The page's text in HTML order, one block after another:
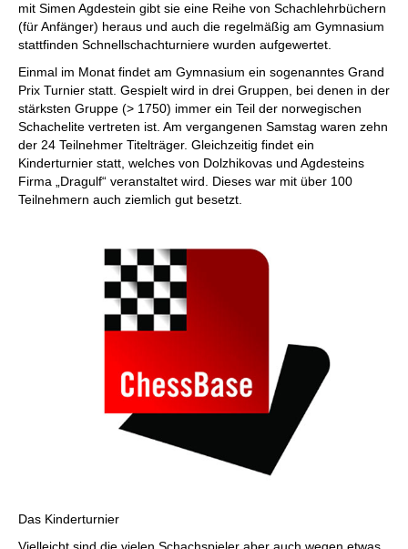
mit Simen Agdestein gibt sie eine Reihe von Schachlehrbüchern
(für Anfänger) heraus und auch die regelmäßig am Gymnasium
stattfinden Schnellschachturniere wurden aufgewertet.
Einmal im Monat findet am Gymnasium ein sogenanntes Grand
Prix Turnier statt. Gespielt wird in drei Gruppen, bei denen in der
stärksten Gruppe (> 1750) immer ein Teil der norwegischen
Schachelite vertreten ist. Am vergangenen Samstag waren zehn
der 24 Teilnehmer Titelträger. Gleichzeitig findet ein
Kinderturnier statt, welches von Dolzhikovas und Agdesteins
Firma „Dragulf“ veranstaltet wird. Dieses war mit über 100
Teilnehmern auch ziemlich gut besetzt.
Das Kinderturnier